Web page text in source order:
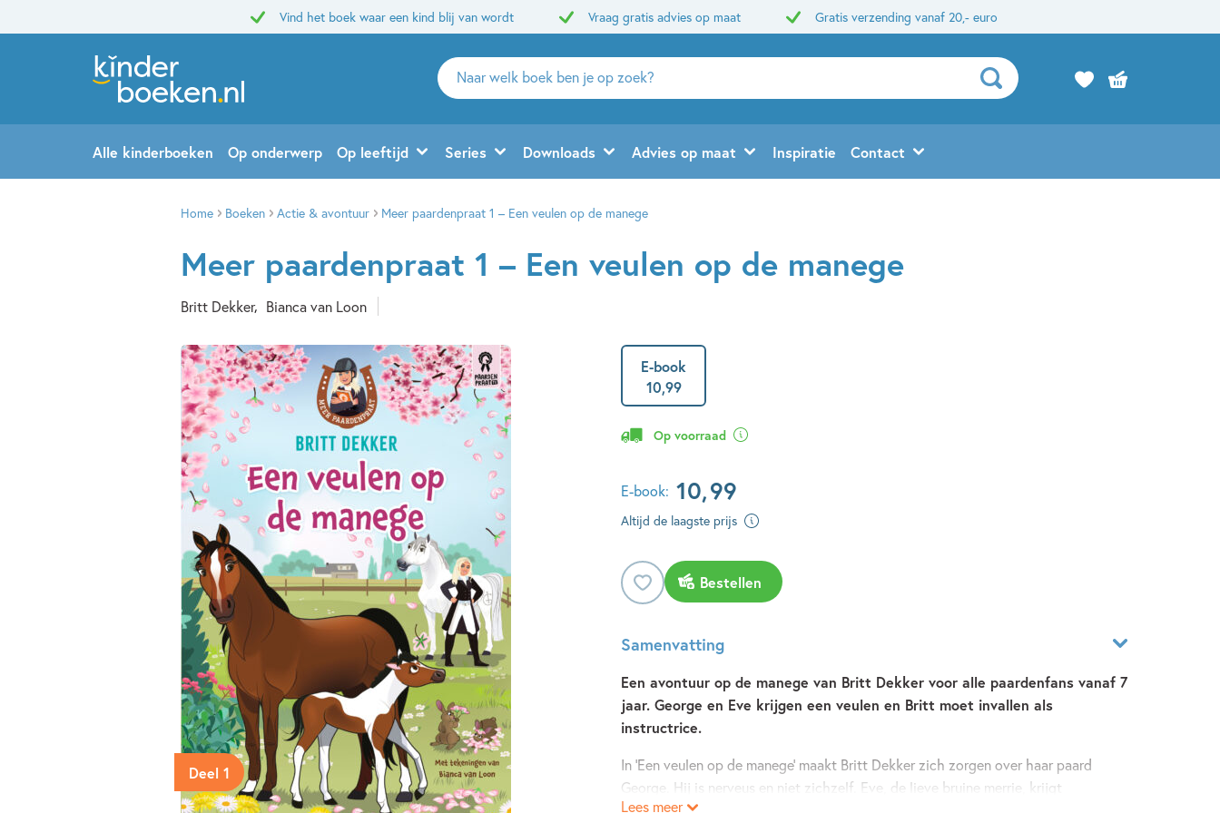
Vind het boek waar een kind blij van wordt Vraag gratis advies op maat Gratis verzending vanaf 20,- euro
Zoeken
naar
en
uitgevers
Alle kinderboeken Op onderwerp Op leeftijd Series Downloads Advies op maat Inspiratie Contact
Home Boeken Actie & avontuur Meer paardenpraat 1 – Een veulen op de manege
Meer paardenpraat 1 – Een veulen op de manege
Britt Dekker Bianca van Loon
Deel 1
E-book
10,99
Op voorraad
E-book: 10,99
Altijd de laagste prijs
Bestellen
Samenvatting
Een avontuur op de manege van Britt Dekker voor alle paardenfans vanaf 7
jaar. George en Eve krijgen een veulen en Britt moet invallen als
instructrice.
In 'Een veulen op de manege' maakt Britt Dekker zich zorgen over haar paard
George. Hij is nerveus en niet zichzelf. Eve, de lieve bruine merrie, krijgt
Lees meer